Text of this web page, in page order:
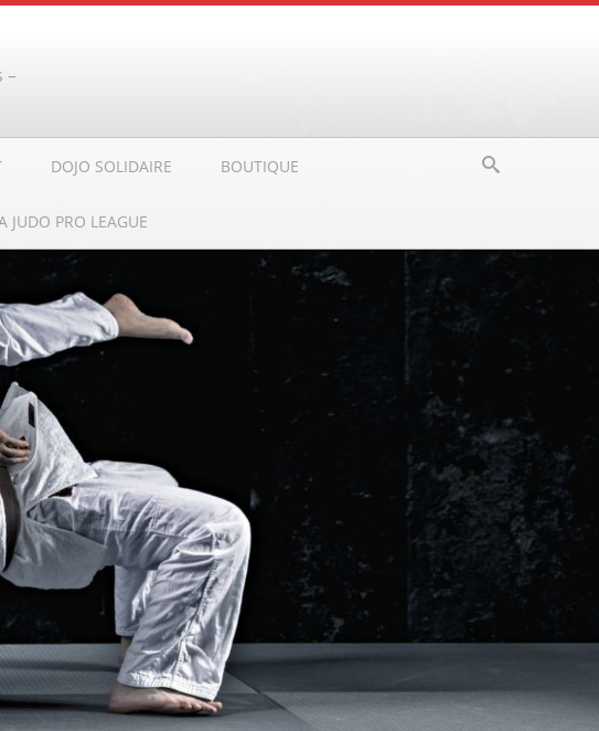
–
DOJO SOLIDAIRE BOUTIQUE
JUDO PRO LEAGUE